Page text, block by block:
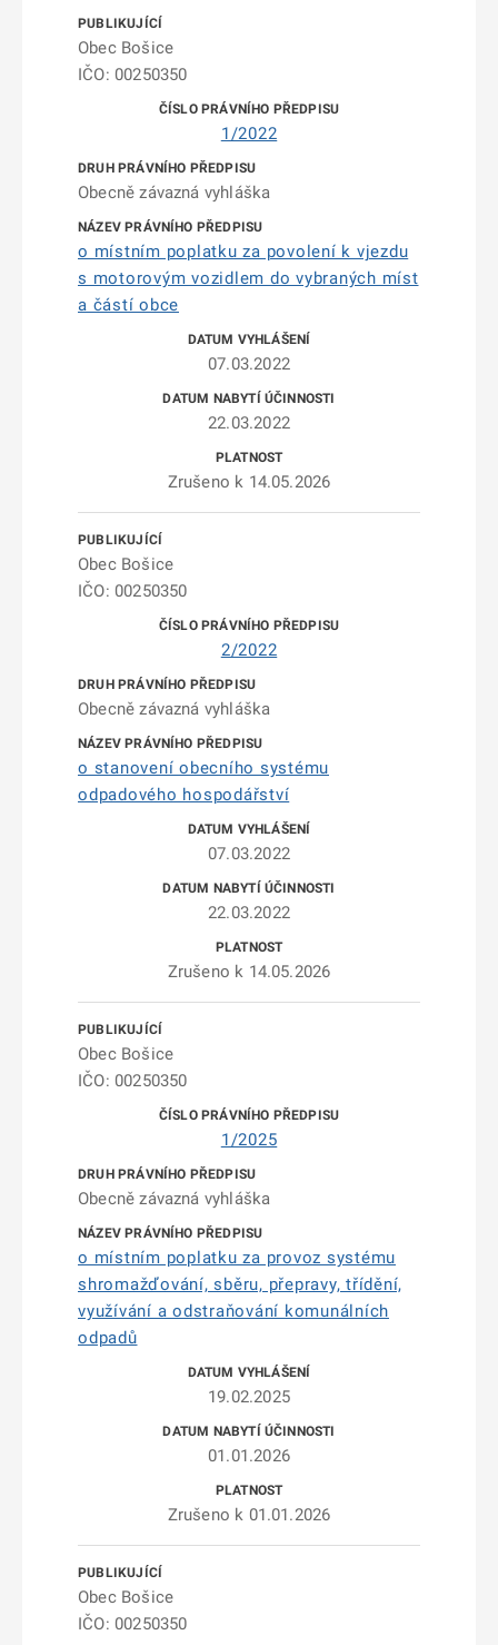
Obec Bošice
IČO: 00250350
1/2022
Obecně závazná vyhláška
o místním poplatku za povolení k vjezdu
s motorovým vozidlem do vybraných míst
a částí obce
07.03.2022
22.03.2022
Zrušeno k 14.05.2026
Obec Bošice
IČO: 00250350
2/2022
Obecně závazná vyhláška
o stanovení obecního systému
odpadového hospodářství
07.03.2022
22.03.2022
Zrušeno k 14.05.2026
Obec Bošice
IČO: 00250350
1/2025
Obecně závazná vyhláška
o místním poplatku za provoz systému
shromažďování, sběru, přepravy, třídění,
využívání a odstraňování komunálních
odpadů
19.02.2025
01.01.2026
Zrušeno k 01.01.2026
Obec Bošice
IČO: 00250350